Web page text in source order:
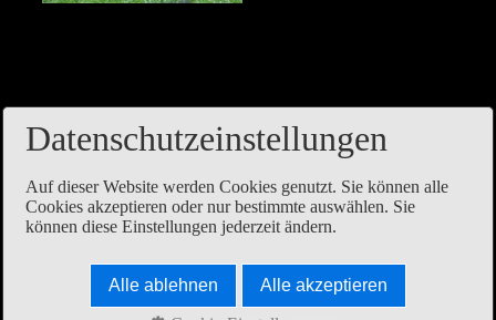
Datenschutzeinstellungen
Auf dieser Website werden Cookies genutzt. Sie können alle
Cookies akzeptieren oder nur bestimmte auswählen. Sie
können diese Einstellungen jederzeit ändern.
Alle ablehnen Alle akzeptieren